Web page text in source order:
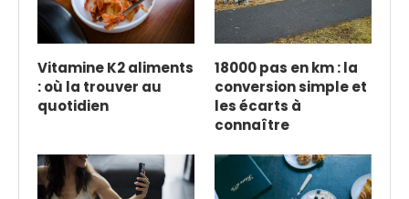
Vitamine K2 aliments
: où la trouver au
quotidien
18000 pas en km : la
conversion simple et
les écarts à
connaître